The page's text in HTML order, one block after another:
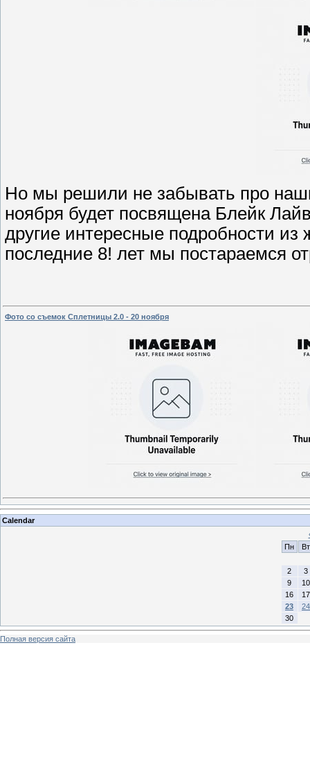
Но мы решили не забывать про
ноября будет посвящена Блейк
другие интересные подробности
последние 8! лет мы постараемся
Фото со съемок Сплетницы 2.0 - 20 ноября
Calendar
Пн
Вт
2
3
9
10
16
17
23
24
30
Полная версия сайта